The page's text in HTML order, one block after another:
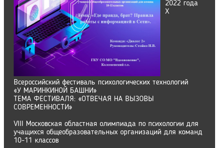
2022 года
X
Всероссийский фестиваль психологических технологий
«У МАРИНКИНОЙ БАШНИ»
ТЕМА ФЕСТИВАЛЯ: «ОТВЕЧАЯ НА ВЫЗОВЫ
СОВРЕМЕННОСТИ»
VIII Московская областная олимпиада по психологии для
учащихся общеобразовательных организаций для команд
10-11 классов